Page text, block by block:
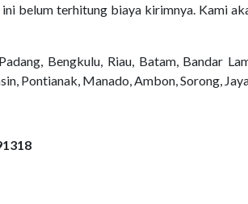
belum terhitung biaya kirimnya. Kami
Bengkulu, Riau, Batam, Bandar
Pontianak, Manado, Ambon, Sorong,